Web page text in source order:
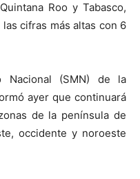
Roo y Tabasco,
cifras más altas con 6
Nacional (SMN) de la
ayer que continuará
de la península de
occidente y noroeste